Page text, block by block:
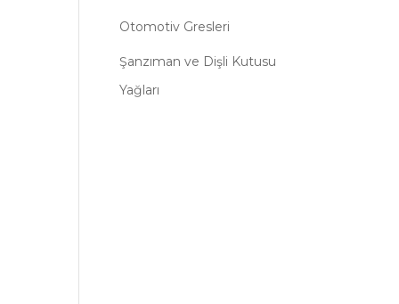
Otomotiv Gresleri
Şanzıman ve Dişli Kutusu
Yağları